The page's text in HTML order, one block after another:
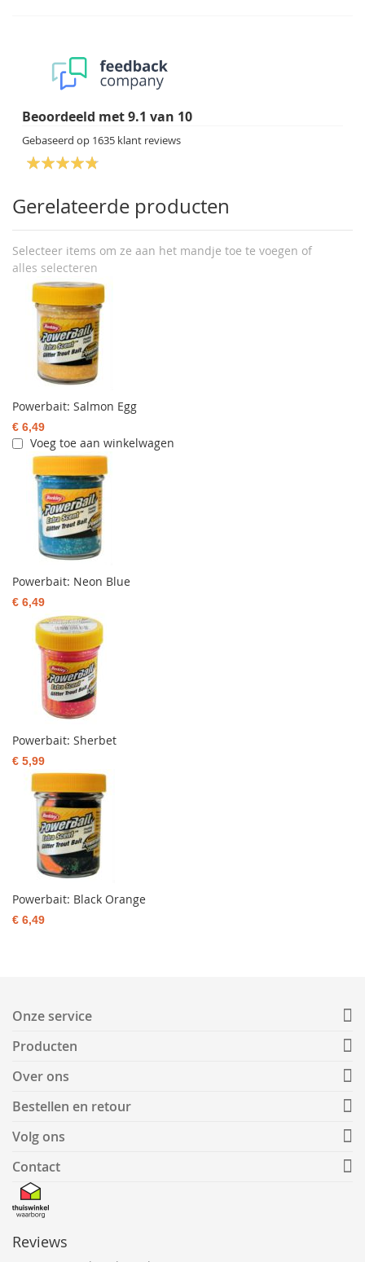
Beoordeeld met9.1 van 10
Gebaseerd op 1635 klant reviews
Gerelateerde producten
Selecteer items om ze aan het mandje toe te voegen of
alles selecteren
Powerbait: Salmon Egg
€ 6,49
Voeg toe aan winkelwagen
Powerbait: Neon Blue
€ 6,49
Powerbait: Sherbet
€ 5,99
Powerbait: Black Orange
€ 6,49
Onze service
Producten
Over ons
Bestellen en retour
Volg ons
Contact
Reviews